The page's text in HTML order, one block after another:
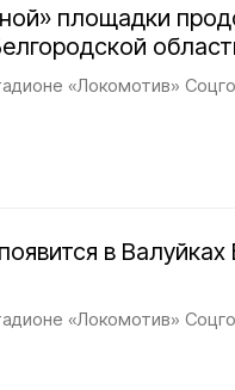
площадки
«Локомотив»
в Валуйках
«Локомотив»